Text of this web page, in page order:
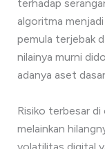
terhadap
algoritma
pemula terjebak
nilainya murni
adanya aset
Risiko terbesar di
melainkan
volatilitas digital